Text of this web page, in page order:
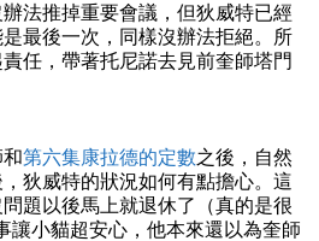
法推掉重要會議，但狄威特已經
最後一次，同樣沒辦法拒絕。所
任，帶著托尼諾去見前奎師塔門
第六集康拉德的定數之後，自然
狄威特的狀況如何有點擔心。這
題以後馬上就退休了（真的是很
讓小貓超安心，他本來還以為奎師